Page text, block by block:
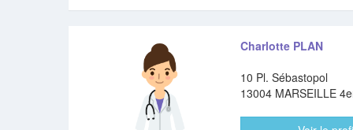
Charlotte PLAN
10 Pl. Sébastopol
13004 MARSEILLE